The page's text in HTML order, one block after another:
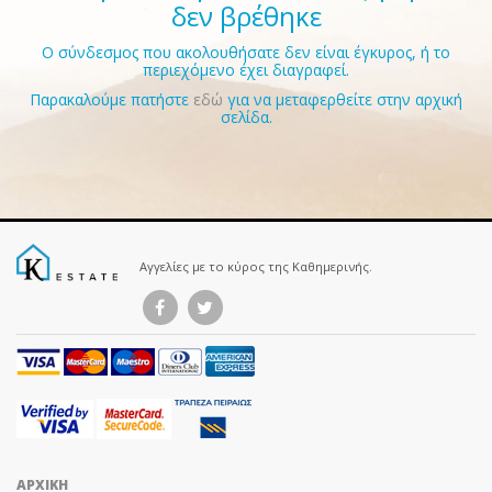
δεν βρέθηκε
Ο σύνδεσμος που ακολουθήσατε δεν είναι έγκυρος, ή το
περιεχόμενο έχει διαγραφεί.
Παρακαλούμε πατήστε εδώ για να μεταφερθείτε στην αρχική
σελίδα.
Αγγελίες με το κύρος της Καθημερινής.
ΑΡΧΙΚΗ